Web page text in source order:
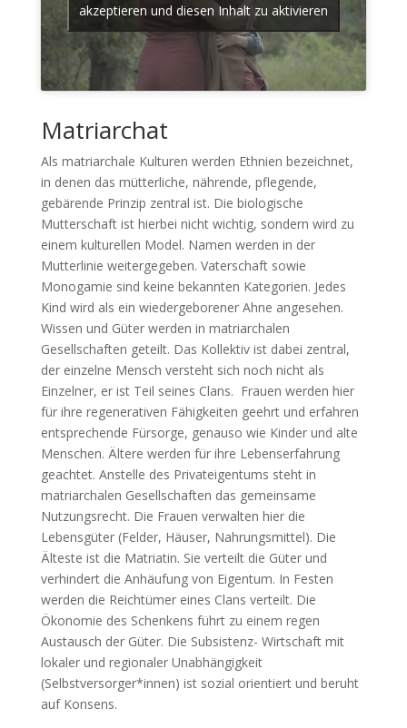
akzeptieren und diesen Inhalt zu aktivieren
Matriarchat
Als matriarchale Kulturen werden Ethnien bezeichnet,
in denen das mütterliche, nährende, pflegende,
gebärende Prinzip zentral ist. Die biologische
Mutterschaft ist hierbei nicht wichtig, sondern wird zu
einem kulturellen Model. Namen werden in der
Mutterlinie weitergegeben. Vaterschaft sowie
Monogamie sind keine bekannten Kategorien. Jedes
Kind wird als ein wiedergeborener Ahne angesehen.
Wissen und Güter werden in matriarchalen
Gesellschaften geteilt. Das Kollektiv ist dabei zentral,
der einzelne Mensch versteht sich noch nicht als
Einzelner, er ist Teil seines Clans. Frauen werden hier
für ihre regenerativen Fähigkeiten geehrt und erfahren
entsprechende Fürsorge, genauso wie Kinder und alte
Menschen. Ältere werden für ihre Lebenserfahrung
geachtet. Anstelle des Privateigentums steht in
matriarchalen Gesellschaften das gemeinsame
Nutzungsrecht. Die Frauen verwalten hier die
Lebensgüter (Felder, Häuser, Nahrungsmittel). Die
Älteste ist die Matriatin. Sie verteilt die Güter und
verhindert die Anhäufung von Eigentum. In Festen
werden die Reichtümer eines Clans verteilt. Die
Ökonomie des Schenkens führt zu einem regen
Austausch der Güter. Die Subsistenz- Wirtschaft mit
lokaler und regionaler Unabhängigkeit
(Selbstversorger*innen) ist sozial orientiert und beruht
auf Konsens.